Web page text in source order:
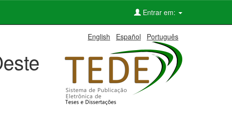
Entrar em:
English Español Português